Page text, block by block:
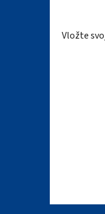
Vložte